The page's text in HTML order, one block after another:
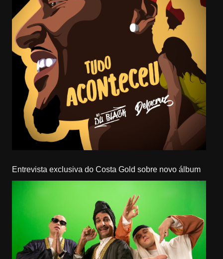
Entrevista exclusiva do Costa Gold sobre novo álbum